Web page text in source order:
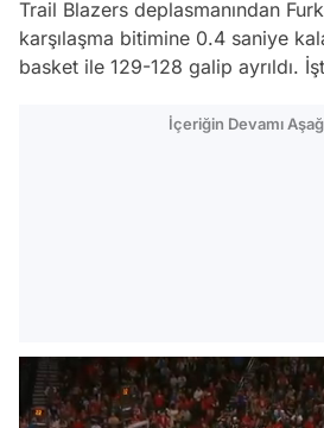
Trail Blazers deplasmanından
karşılaşma bitimine 0.4 saniye
basket ile 129-128 galip ayrıldı.
İçeriğin Devamı